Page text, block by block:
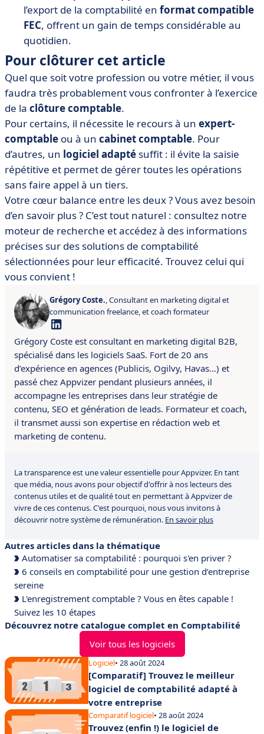
l’export de la comptabilité en format compatible
FEC, offrent un gain de temps considérable au
quotidien.
Pour clôturer cet article
Quel que soit votre profession ou votre métier, il vous
faudra très probablement vous confronter à l’exercice
de la clôture comptable.
Pour certains, il nécessite le recours à un expert-
comptable ou à un cabinet comptable. Pour
d’autres, un logiciel adapté suffit : il évite la saisie
répétitive et permet de gérer toutes les opérations
sans faire appel à un tiers.
Votre cœur balance entre les deux ? Vous avez besoin
d’en savoir plus ? C’est tout naturel : consultez notre
moteur de recherche et accédez à des informations
précises sur des solutions de comptabilité
sélectionnées pour leur efficacité. Trouvez celui qui
vous convient !
Grégory Coste., Consultant en marketing digital et
communication freelance, et coach formateur
Grégory Coste est consultant en marketing digital B2B,
spécialisé dans les logiciels SaaS. Fort de 20 ans
d’expérience en agences (Publicis, Ogilvy, Havas…) et
passé chez Appvizer pendant plusieurs années, il
accompagne les entreprises dans leur stratégie de
contenu, SEO et génération de leads. Formateur et coach,
il transmet aussi son expertise en rédaction web et
marketing de contenu.
La transparence est une valeur essentielle pour Appvizer. En tant
que média, nous avons pour objectif d'offrir à nos lecteurs des
contenus utiles et de qualité tout en permettant à Appvizer de
vivre de ces contenus. C'est pourquoi, nous vous invitons à
découvrir notre système de rémunération. En savoir plus
Autres articles dans la thématique
Automatiser sa comptabilité : pourquoi s'en priver ?
6 conseils en comptabilité pour une gestion d’entreprise
sereine
L'enregistrement comptable ? Vous en êtes capable !
Suivez les 10 étapes
Découvrez notre catalogue complet en Comptabilité
Voir tous les logiciels
Logiciel• 28 août 2024
[Comparatif] Trouvez le meilleur
logiciel de comptabilité adapté à
votre entreprise
Comparatif logiciel• 28 août 2024
Trouvez (enfin !) le logiciel de